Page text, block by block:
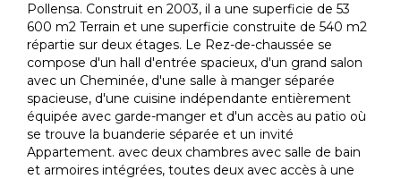
Pollensa. Construit en 2003, il a une superficie de 53
600 m2 Terrain et une superficie construite de 540 m2
répartie sur deux étages. Le Rez-de-chaussée se
compose d'un hall d'entrée spacieux, d'un grand salon
avec un Cheminée, d'une salle à manger séparée
spacieuse, d'une cuisine indépendante entièrement
équipée avec garde-manger et d'un accès au patio où
se trouve la buanderie séparée et un invité
Appartement. avec deux chambres avec salle de bain
et armoires intégrées, toutes deux avec accès à une